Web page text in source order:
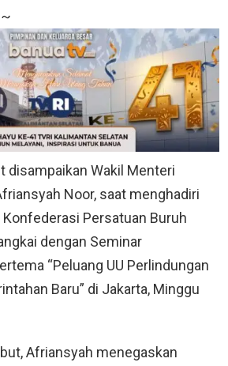
disampaikan Wakil Menteri
Noor, saat menghadiri
Persatuan Buruh
dengan Seminar
“Peluang UU Perlindungan
Baru” di Jakarta, Minggu
Afriansyah menegaskan